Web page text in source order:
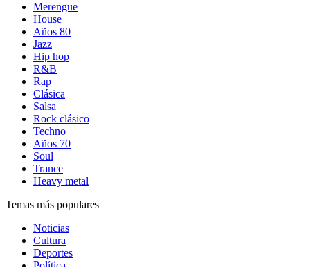
Merengue
House
Años 80
Jazz
Hip hop
R&B
Rap
Clásica
Salsa
Rock clásico
Techno
Años 70
Soul
Trance
Heavy metal
Temas más populares
Noticias
Cultura
Deportes